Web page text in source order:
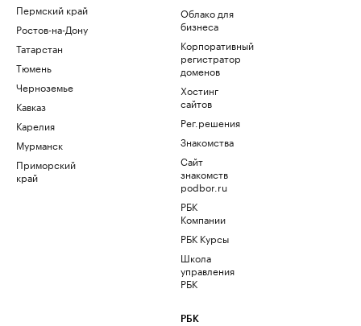
Пермский край
Ростов-на-Дону
Татарстан
Тюмень
Черноземье
Кавказ
Карелия
Мурманск
Приморский
край
Облако для
бизнеса
Корпоративный
регистратор
доменов
Хостинг
сайтов
Рег.решения
Знакомства
Сайт
знакомств
podbor.ru
РБК
Компании
РБК Курсы
Школа
управления
РБК
РБК